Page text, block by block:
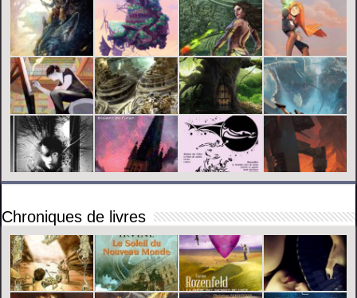
Chroniques de livres